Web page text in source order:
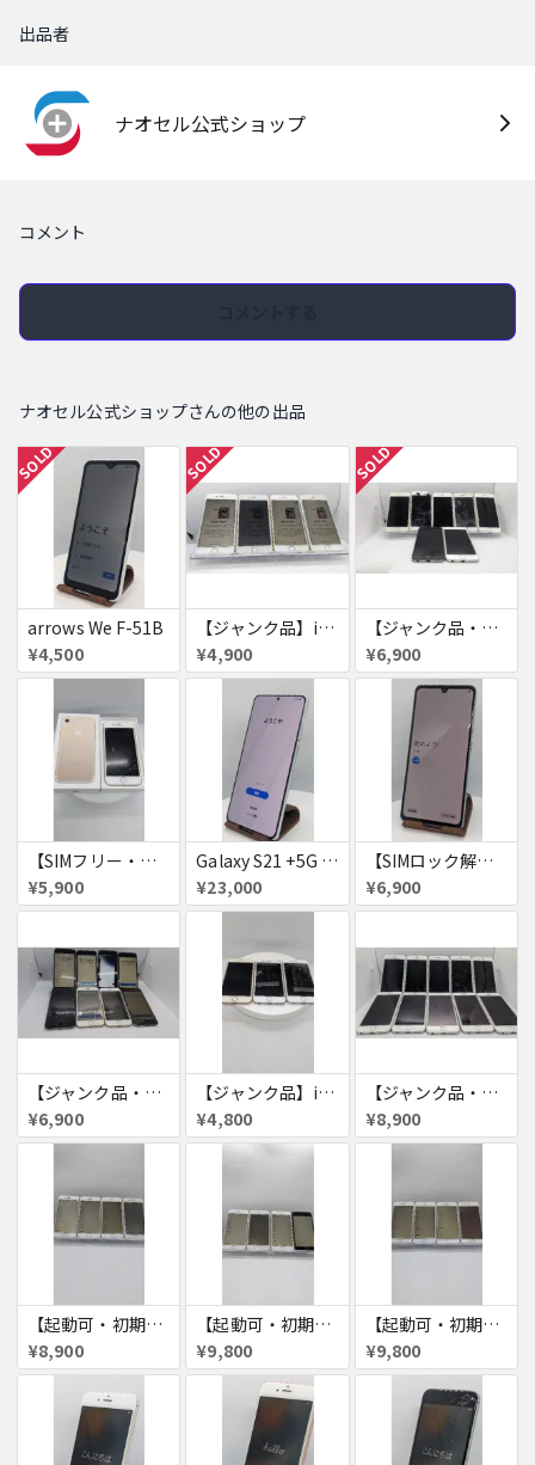
出品者
ナオセル公式ショップ
コメント
ナオセル公式ショップさんの他の出品
SOLD
arrows We F-51B
¥4,500
SOLD
【ジャンク品】iPhone6s ４台セット
¥4,900
SOLD
【ジャンク品・初期化済・SIMロック解除済】iPhone6 7台セット
¥6,900
【SIMフリー・付属品あり】iPhone 7 128GB
¥5,900
Galaxy S21 +5G 256GB
¥23,000
【SIMロック解除済・初期化済】Galaxy A41 SCV48
¥6,900
【ジャンク品・初期化済】iPhone6 8台セット
¥6,900
【ジャンク品】iPhone6s ３台セット
¥4,800
【ジャンク品・初期化済】iPhone6 10台セット
¥8,900
【起動可・初期化済・SIMロック解除済】iPhone6 16GB 4台セット
¥8,900
【起動可・初期化済・SIMロック解除済】iPhone6 64GB 4台セット
¥9,800
【起動可・初期化済・SIMロック解除済】iPhone6 64GB 4台セット
¥9,800